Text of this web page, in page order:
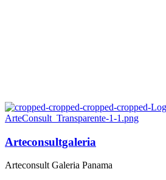
Arteconsultgaleria
Arteconsult Galeria Panama